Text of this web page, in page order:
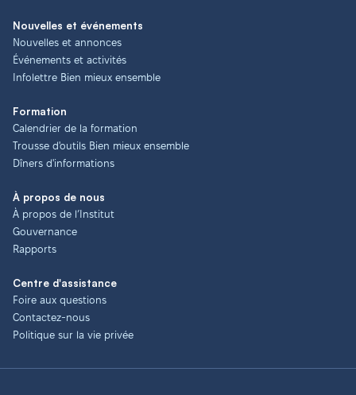
Nouvelles et événements
Nouvelles et annonces
Événements et activités
Infolettre Bien mieux ensemble
Formation
Calendrier de la formation
Trousse d'outils Bien mieux ensemble
Dîners d'informations
À propos de nous
À propos de l’Institut
Gouvernance
Rapports
Centre d'assistance
Foire aux questions
Contactez-nous
Politique sur la vie privée